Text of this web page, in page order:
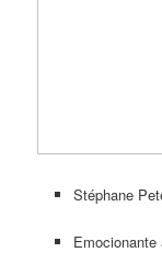
Stéphane